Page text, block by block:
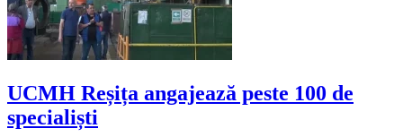
UCMH Reșița angajează peste 100 de
specialiști